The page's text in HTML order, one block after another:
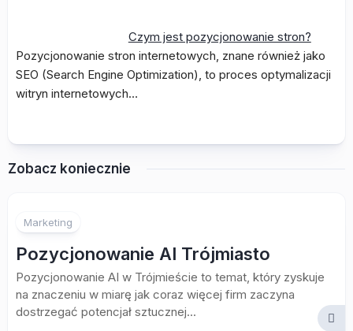
Czym jest pozycjonowanie stron?
Pozycjonowanie stron internetowych, znane również jako
SEO (Search Engine Optimization), to proces optymalizacji
witryn internetowych…
Zobacz koniecznie
Marketing
Pozycjonowanie AI Trójmiasto
Pozycjonowanie AI w Trójmieście to temat, który zyskuje
na znaczeniu w miarę jak coraz więcej firm zaczyna
dostrzegać potencjał sztucznej...